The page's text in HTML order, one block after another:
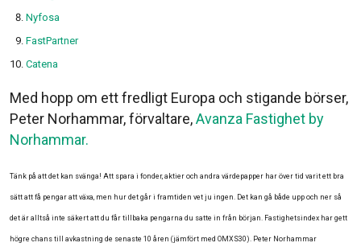
Nyfosa
FastPartner
Catena
Med hopp om ett fredligt Europa och stigande börser,
Peter Norhammar, förvaltare,Avanza Fastighet by
Norhammar.
Tänk på att det kan svänga! Att spara i fonder, aktier och andra värdepapper har över tid varit ett bra
sätt att få pengar att växa, men hur det går i framtiden vet ju ingen. Det kan gå både upp och ner så
det är alltså inte säkert att du får tillbaka pengarna du satte in från början. Fastighetsindex har gett
högre chans till avkastning de senaste 10 åren (jämfört med OMXS30). Peter Norhammar